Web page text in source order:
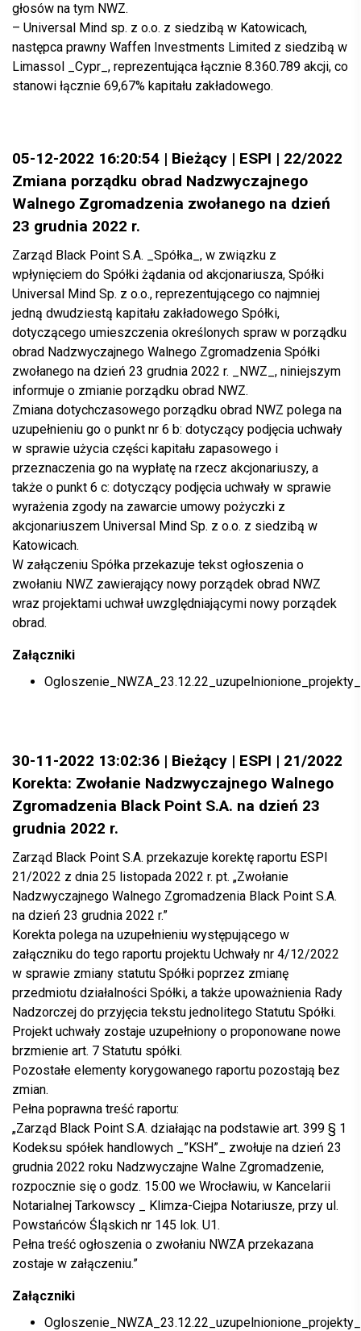
głosów na tym NWZ.
– Universal Mind sp. z o.o. z siedzibą w Katowicach,
następca prawny Waffen Investments Limited z siedzibą w
Limassol _Cypr_, reprezentująca łącznie 8.360.789 akcji, co
stanowi łącznie 69,67% kapitału zakładowego.
05-12-2022 16:20:54 | Bieżący | ESPI | 22/2022
Zmiana porządku obrad Nadzwyczajnego
Walnego Zgromadzenia zwołanego na dzień
23 grudnia 2022 r.
Zarząd Black Point S.A. _Spółka_, w związku z
wpłynięciem do Spółki żądania od akcjonariusza, Spółki
Universal Mind Sp. z o.o., reprezentującego co najmniej
jedną dwudziestą kapitału zakładowego Spółki,
dotyczącego umieszczenia określonych spraw w porządku
obrad Nadzwyczajnego Walnego Zgromadzenia Spółki
zwołanego na dzień 23 grudnia 2022 r. _NWZ_, niniejszym
informuje o zmianie porządku obrad NWZ.
Zmiana dotychczasowego porządku obrad NWZ polega na
uzupełnieniu go o punkt nr 6 b: dotyczący podjęcia uchwały
w sprawie użycia części kapitału zapasowego i
przeznaczenia go na wypłatę na rzecz akcjonariuszy, a
także o punkt 6 c: dotyczący podjęcia uchwały w sprawie
wyrażenia zgody na zawarcie umowy pożyczki z
akcjonariuszem Universal Mind Sp. z o.o. z siedzibą w
Katowicach.
W załączeniu Spółka przekazuje tekst ogłoszenia o
zwołaniu NWZ zawierający nowy porządek obrad NWZ
wraz projektami uchwał uwzględniającymi nowy porządek
obrad.
Załączniki
30-11-2022 13:02:36 | Bieżący | ESPI | 21/2022
Korekta: Zwołanie Nadzwyczajnego Walnego
Zgromadzenia Black Point S.A. na dzień 23
grudnia 2022 r.
Zarząd Black Point S.A. przekazuje korektę raportu ESPI
21/2022 z dnia 25 listopada 2022 r. pt. „Zwołanie
Nadzwyczajnego Walnego Zgromadzenia Black Point S.A.
na dzień 23 grudnia 2022 r.”
Korekta polega na uzupełnieniu występującego w
załączniku do tego raportu projektu Uchwały nr 4/12/2022
w sprawie zmiany statutu Spółki poprzez zmianę
przedmiotu działalności Spółki, a także upoważnienia Rady
Nadzorczej do przyjęcia tekstu jednolitego Statutu Spółki.
Projekt uchwały zostaje uzupełniony o proponowane nowe
brzmienie art. 7 Statutu spółki.
Pozostałe elementy korygowanego raportu pozostają bez
zmian.
Pełna poprawna treść raportu:
„Zarząd Black Point S.A. działając na podstawie art. 399 § 1
Kodeksu spółek handlowych _”KSH”_ zwołuje na dzień 23
grudnia 2022 roku Nadzwyczajne Walne Zgromadzenie,
rozpocznie się o godz. 15:00 we Wrocławiu, w Kancelarii
Notarialnej Tarkowscy _ Klimza-Ciejpa Notariusze, przy ul.
Powstańców Śląskich nr 145 lok. U1.
Pełna treść ogłoszenia o zwołaniu NWZA przekazana
zostaje w załączeniu.”
Załączniki